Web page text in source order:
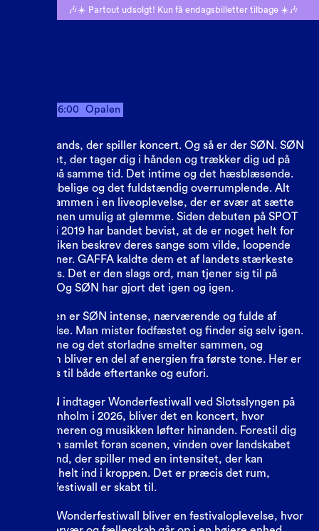
🎶☀️ Partout udsolgt! Kun få endagsbilletter tilbage ☀️🎶
16:00 Opalen
Der er bands, der spiller koncert. Og så er der SØN. SØN
er bandet, der tager dig i hånden og trækker dig ud på
kanten på samme tid. Det intime og det hæsblæsende.
Det skrøbelige og det fuldstændig overrumplende. Alt
flettet sammen i en liveoplevelse, der er svær at sætte
ord på, men umulig at glemme. Siden debuten på SPOT
Festival i 2019 har bandet bevist, at de er noget helt for
sig. Politiken beskrev deres sange som vilde, loopende
rutsjebaner. GAFFA kaldte dem et af landets stærkeste
livebands. Det er den slags ord, man tjener sig til på
scenen. Og SØN har gjort det igen og igen.
På scenen er SØN intense, nærværende og fulde af
bevægelse. Man mister fodfæstet og finder sig selv igen.
Det intime og det storladne smelter sammen, og
publikum bliver en del af energien fra første tone. Her er
der plads til både eftertanke og eufori.
Når SØN indtager Wonderfestiwall ved Slotsslyngen på
Nordbornholm i 2026, bliver det en koncert, hvor
sensommeren og musikken løfter hinanden. Forestil dig
publikum samlet foran scenen, vinden over landskabet
og et band, der spiller med en intensitet, der kan
mærkes helt ind i kroppen. Det er præcis det rum,
Wonderfestiwall er skabt til.
SØN på Wonderfestiwall bliver en festivaloplevelse, hvor